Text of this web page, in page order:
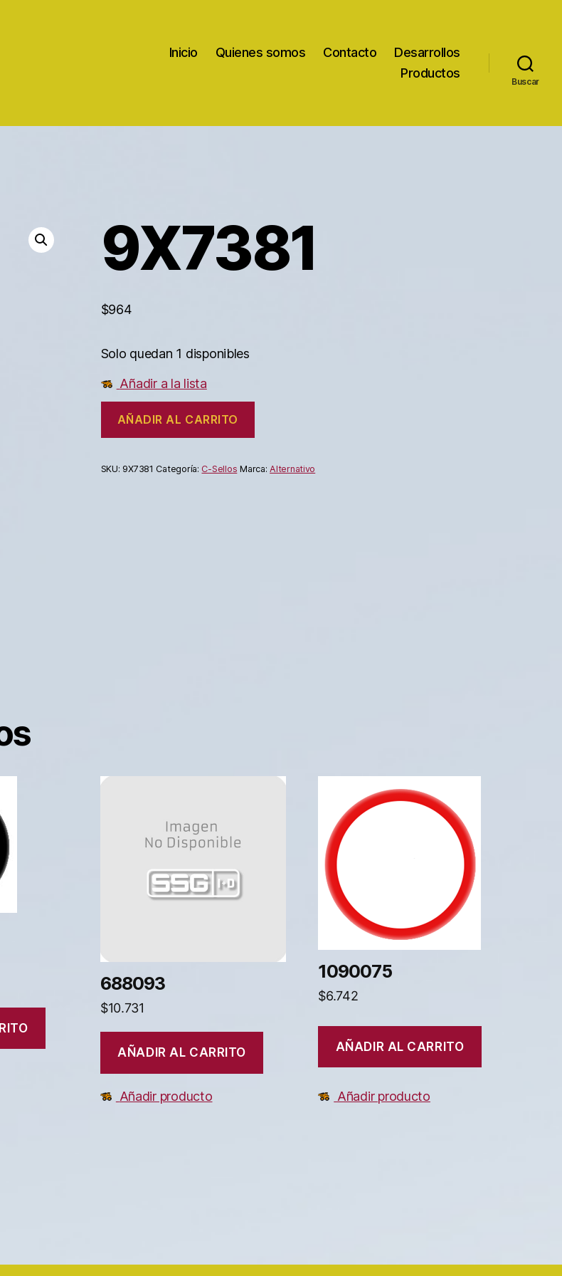
Inicio Quienes somos Contacto
Desarrollos
Productos
Buscar
9X7381
$964
Solo quedan 1 disponibles
Añadir a la lista
AÑADIR AL CARRITO
SKU: 9X7381 Categoría: C-Sellos Marca:Alternativo
688093
$10.731
AÑADIR AL CARRITO
Añadir producto
1090075
$6.742
AÑADIR AL CARRITO
Añadir producto